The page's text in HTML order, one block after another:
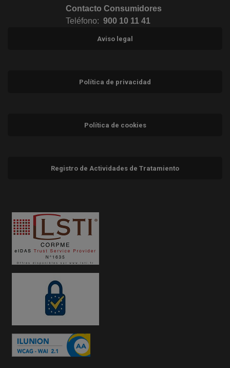
Contacto Consumidores
Teléfono: 900 10 11 41
Aviso legal
Política de privacidad
Política de cookies
Registro de Actividades de Tratamiento